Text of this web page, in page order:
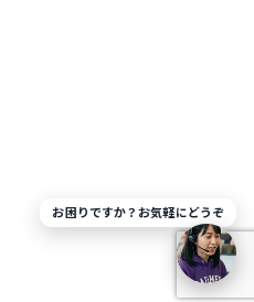
お困りですか？お気軽にどうぞ